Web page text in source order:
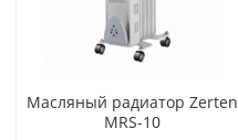
Масляный радиатор Zerten
MRS-10